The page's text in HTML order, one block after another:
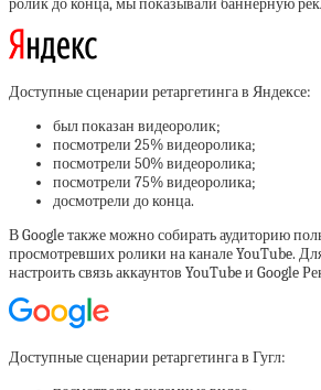
ролик до конца, мы показывали баннерную
Доступные сценарии ретаргетинга в Яндексе:
был показан видеоролик;
посмотрели 25% видеоролика;
посмотрели 50% видеоролика;
посмотрели 75% видеоролика;
досмотрели до конца.
В Google также можно собирать аудиторию
просмотревших ролики на канале YouTube.
настроить связь аккаунтов YouTube и Google
Доступные сценарии ретаргетинга в Гугл: